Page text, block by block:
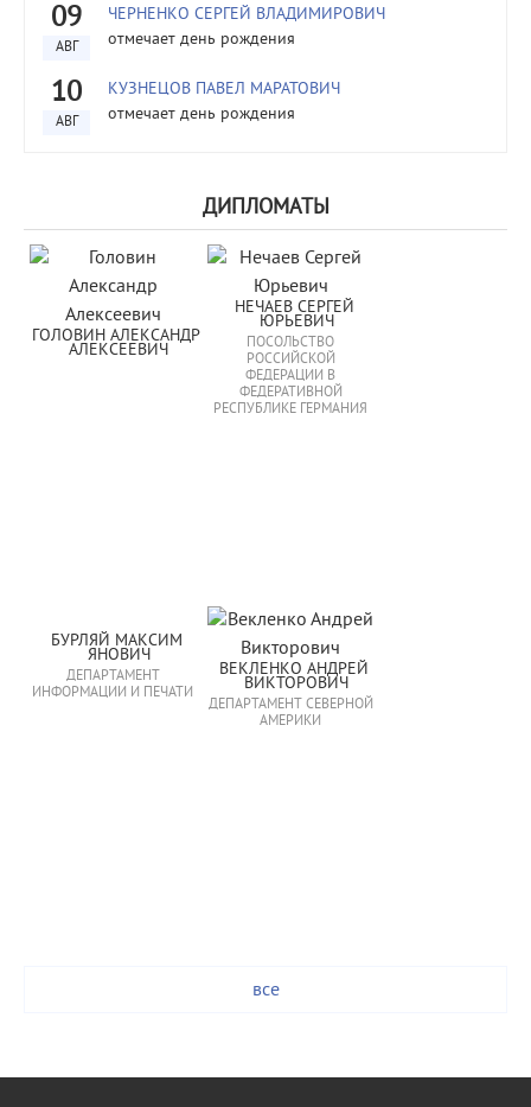
09
АВГ
ЧЕРНЕНКО СЕРГЕЙ ВЛАДИМИРОВИЧ
отмечает день рождения
10
АВГ
КУЗНЕЦОВ ПАВЕЛ МАРАТОВИЧ
отмечает день рождения
ДИПЛОМАТЫ
ГОЛОВИН АЛЕКСАНДР
АЛЕКСЕЕВИЧ
НЕЧАЕВ СЕРГЕЙ
ЮРЬЕВИЧ
ПОСОЛЬСТВО
РОССИЙСКОЙ
ФЕДЕРАЦИИ В
ФЕДЕРАТИВНОЙ
РЕСПУБЛИКЕ ГЕРМАНИЯ
БУРЛЯЙ МАКСИМ
ЯНОВИЧ
ДЕПАРТАМЕНТ
ИНФОРМАЦИИ И ПЕЧАТИ
ВЕКЛЕНКО АНДРЕЙ
ВИКТОРОВИЧ
ДЕПАРТАМЕНТ СЕВЕРНОЙ
АМЕРИКИ
все